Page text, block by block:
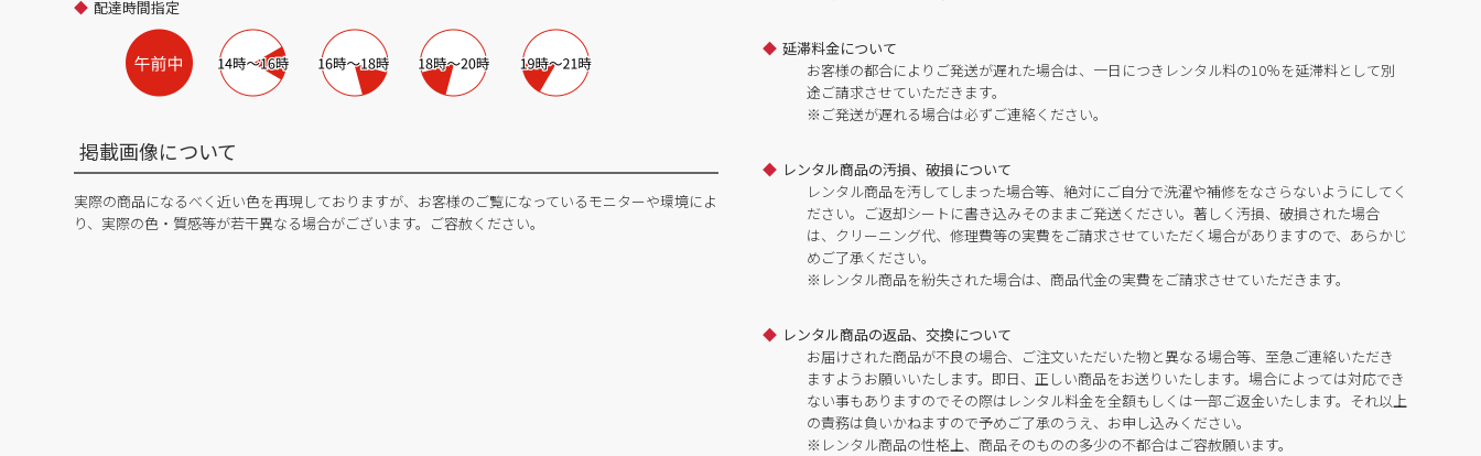
配達時間指定
掲載画像について
実際の商品になるべく近い色を再現しておりますが、お客様のご覧になっているモニターや環境によ
り、実際の色・質感等が若干異なる場合がございます。ご容赦ください。
延滞料金について
お客様の都合によりご発送が遅れた場合は、一日につきレンタル料の10％を延滞料として別
途ご請求させていただきます。
※ご発送が遅れる場合は必ずご連絡ください。
レンタル商品の汚損、破損について
レンタル商品を汚してしまった場合等、絶対にご自分で洗濯や補修をなさらないようにしてく
ださい。ご返却シートに書き込みそのままご発送ください。著しく汚損、破損された場合
は、クリーニング代、修理費等の実費をご請求させていただく場合がありますので、あらかじ
めご了承ください。
※レンタル商品を紛失された場合は、商品代金の実費をご請求させていただきます。
レンタル商品の返品、交換について
お届けされた商品が不良の場合、ご注文いただいた物と異なる場合等、至急ご連絡いただき
ますようお願いいたします。即日、正しい商品をお送りいたします。場合によっては対応でき
ない事もありますのでその際はレンタル料金を全額もしくは一部ご返金いたします。それ以上
の責務は負いかねますので予めご了承のうえ、お申し込みください。
※レンタル商品の性格上、商品そのものの多少の不都合はご容赦願います。